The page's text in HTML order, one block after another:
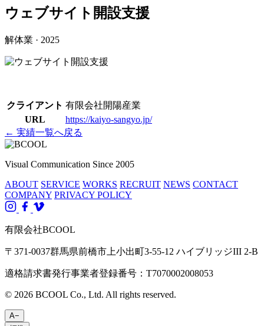
ウェブサイト開設支援
解体業 · 2025
クライアント 有限会社開陽産業
URL
https://kaiyo-sangyo.jp/
← 実績一覧へ戻る
Visual Communication Since 2005
ABOUT SERVICE WORKS RECRUIT NEWS CONTACT
COMPANY PRIVACY POLICY
有限会社BCOOL
〒371-0037群馬県前橋市上小出町3-55-12 ハイブリッジIII 2-B
適格請求書発行事業者登録番号：T7070002008053
© 2026 BCOOL Co., Ltd. All rights reserved.
A−